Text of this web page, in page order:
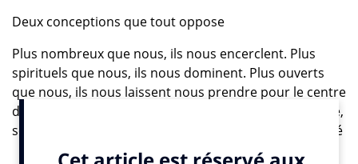
Deux conceptions que tout oppose
Plus nombreux que nous, ils nous encerclent. Plus
spirituels que nous, ils nous dominent. Plus ouverts
que nous, ils nous laissent nous prendre pour le centre
du monde – du moins d’un monde replié sur lui-même,
se pensant plus ouvert qu’il ne l’est, parfois autocentré
et décidément façonné par l’Occident.